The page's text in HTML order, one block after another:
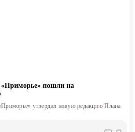
пошли на
утвердил новую редакцию Плана